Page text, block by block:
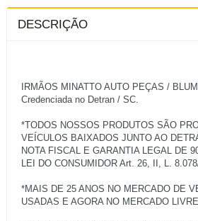
DESCRIÇÃO
IRMÃOS MINATTO AUTO PEÇAS /
Credenciada no Detran / SC.
*TODOS NOSSOS PRODUTOS SÃO
VEÍCULOS BAIXADOS JUNTO AO
NOTA FISCAL E GARANTIA LEGAL DE
LEI DO CONSUMIDOR Art. 26, II, L.
*MAIS DE 25 ANOS NO MERCADO DE
USADAS E AGORA NO MERCADO